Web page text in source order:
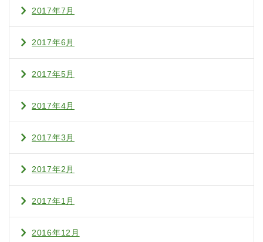
2017年7月
2017年6月
2017年5月
2017年4月
2017年3月
2017年2月
2017年1月
2016年12月